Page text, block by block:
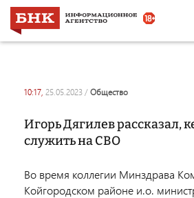
10:17, 25.05.2023 / общество
Игорь Дягилев рассказал,
служить на СВО
Во время коллегии Минздрава
Койгородском районе и.о.